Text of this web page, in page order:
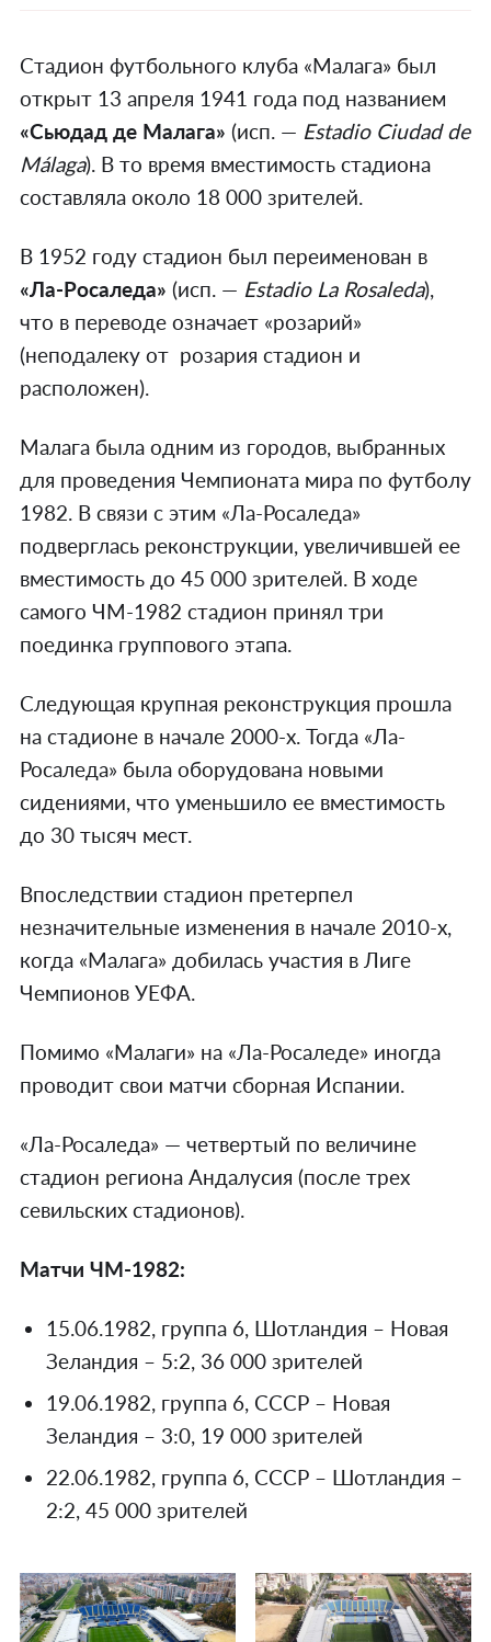
Стадион футбольного клуба «Малага» был
открыт 13 апреля 1941 года под названием
«Сьюдад де Малага» (исп. — Estadio Ciudad de
Málaga). В то время вместимость стадиона
составляла около 18 000 зрителей.
В 1952 году стадион был переименован в
«Ла-Росаледа» (исп. — Estadio La Rosaleda),
что в переводе означает «розарий»
(неподалеку от розария стадион и
расположен).
Малага была одним из городов, выбранных
для проведения Чемпионата мира по футболу
1982. В связи с этим «Ла-Росаледа»
подверглась реконструкции, увеличившей ее
вместимость до 45 000 зрителей. В ходе
самого ЧМ-1982 стадион принял три
поединка группового этапа.
Следующая крупная реконструкция прошла
на стадионе в начале 2000-х. Тогда «Ла-
Росаледа» была оборудована новыми
сидениями, что уменьшило ее вместимость
до 30 тысяч мест.
Впоследствии стадион претерпел
незначительные изменения в начале 2010-х,
когда «Малага» добилась участия в Лиге
Чемпионов УЕФА.
Помимо «Малаги» на «Ла-Росаледе» иногда
проводит свои матчи сборная Испании.
«Ла-Росаледа» — четвертый по величине
стадион региона Андалусия (после трех
севильских стадионов).
Матчи ЧМ-1982:
15.06.1982, группа 6, Шотландия – Новая
Зеландия – 5:2, 36 000 зрителей
19.06.1982, группа 6, СССР – Новая
Зеландия – 3:0, 19 000 зрителей
22.06.1982, группа 6, СССР – Шотландия –
2:2, 45 000 зрителей